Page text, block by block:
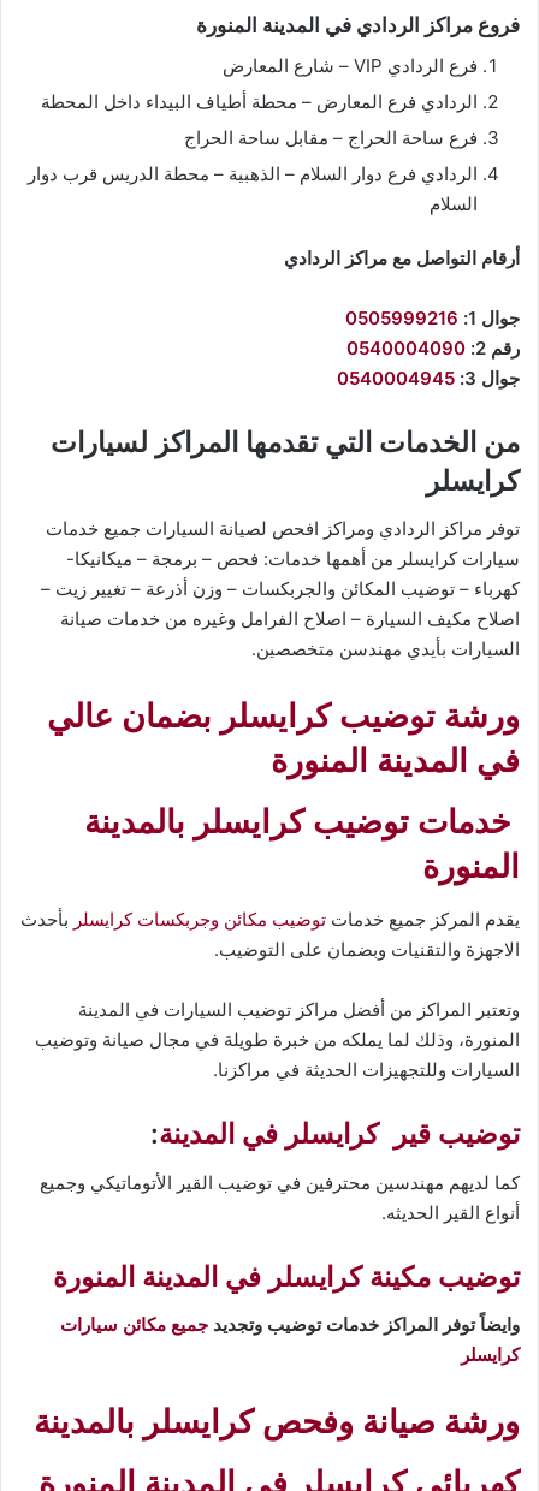
فروع مراكز الردادي في المدينة المنورة
فرع الردادي VIP – شارع المعارض
الردادي فرع المعارض – محطة أطياف البيداء داخل المحطة
فرع ساحة الحراج – مقابل ساحة الحراج
الردادي فرع دوار السلام – الذهبية – محطة الدريس قرب دوار
السلام
أرقام التواصل مع مراكز الردادي
جوال 1:
0505999216
رقم 2:
0540004090
جوال 3:
0540004945
من الخدمات التي تقدمها المراكز لسيارات
كرايسلر
توفر مراكز الردادي ومراكز افحص لصيانة السيارات جميع خدمات
سيارات كرايسلر من أهمها خدمات: فحص – برمجة – ميكانيكا-
كهرباء – توضيب المكائن والجربكسات – وزن أذرعة – تغيير زيت –
اصلاح مكيف السيارة – اصلاح الفرامل وغيره من خدمات صيانة
السيارات بأيدي مهندسن متخصصين.
ورشة توضيب كرايسلر بضمان عالي
في المدينة المنورة
خدمات توضيب كرايسلر بالمدينة
المنورة
يقدم المركز جميع خدمات توضيب مكائن وجربكسات كرايسلر بأحدث
الاجهزة والتقنيات وبضمان على التوضيب.
وتعتبر المراكز من أفضل مراكز توضيب السيارات في المدينة
المنورة، وذلك لما يملكه من خبرة طويلة في مجال صيانة وتوضيب
السيارات وللتجهيزات الحديثة في مراكزنا.
توضيب قير كرايسلر في المدينة:
كما لديهم مهندسين محترفين في توضيب القير الأتوماتيكي وجميع
أنواع القير الحديثه.
توضيب مكينة كرايسلر في المدينة المنورة
وايضاً توفر المراكز خدمات توضيب وتجديد جميع مكائن سيارات
كرايسلر
ورشة صيانة وفحص كرايسلر بالمدينة
كهربائي كرايسلر في المدينة المنورة